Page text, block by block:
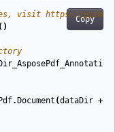
Copy
visit https://
( )
Pdf. Document (dataDir +